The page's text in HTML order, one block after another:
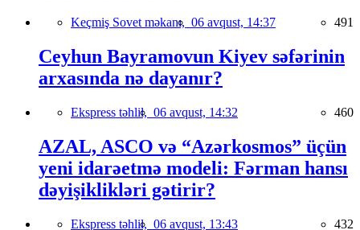
Keçmiş Sovet məkanı, 06 avqust, 14:37 491
Ceyhun Bayramovun Kiyev səfərinin
arxasında nə dayanır?
Ekspress təhlil, 06 avqust, 14:32 460
AZAL, ASCO və “Azərkosmos” üçün
yeni idarəetmə modeli: Fərman hansı
dəyişiklikləri gətirir?
Ekspress təhlil, 06 avqust, 13:43 432